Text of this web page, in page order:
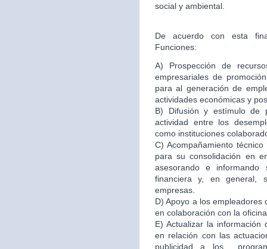
social y ambiental.
De acuerdo con esta
Funciones:
A) Prospección de
empresariales de
para al generación de
actividades económicas y
B) Difusión y estímulo de
actividad entre los
como instituciones
C) Acompañamiento
para su consolidación en
asesorando e
financiera y, en general,
empresas.
D) Apoyo a los
en colaboración con la
E) Actualizar la
en relación con las
publicidad a los